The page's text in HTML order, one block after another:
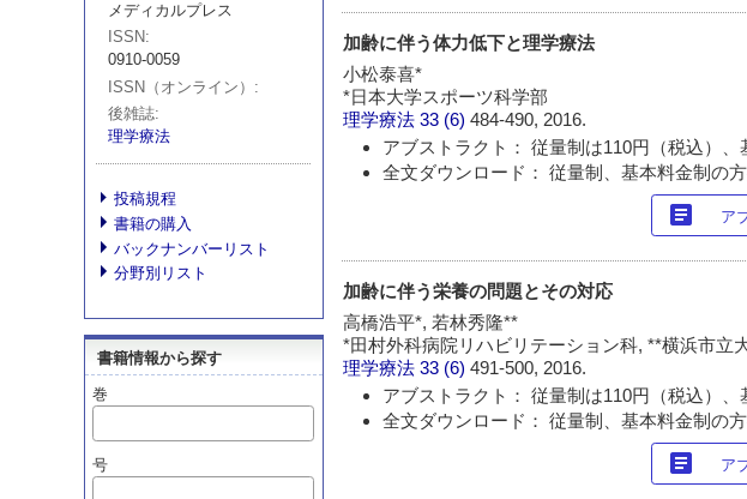
メディカルプレス
ISSN
0910-0059
ISSN（オンライン）
後雑誌
理学療法
投稿規程
書籍の購入
バックナンバーリスト
分野別リスト
書籍情報から探す
巻
号
加齢に伴う体力低下と理学療法
小松泰喜*
*日本大学スポーツ科学部
理学療法 33 (6)484-490, 2016.
アブストラクト： 従量制は110円（税込）、
全文ダウンロード： 従量制、基本料金制の
article ア
加齢に伴う栄養の問題とその対応
高橋浩平*, 若林秀隆**
*田村外科病院リハビリテーション科, **横浜市立
理学療法 33 (6)491-500, 2016.
アブストラクト： 従量制は110円（税込）、
全文ダウンロード： 従量制、基本料金制の
article ア